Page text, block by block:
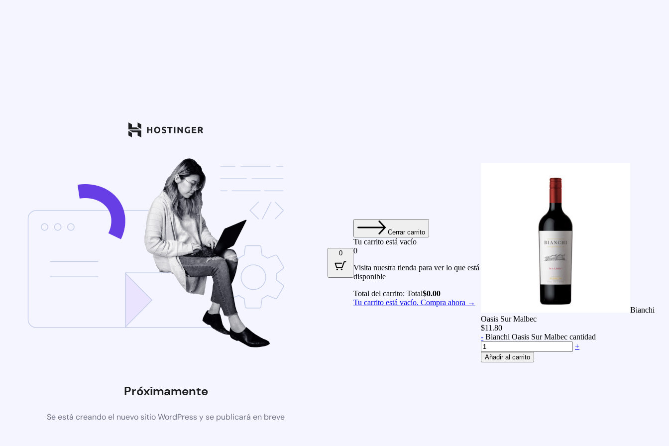
Próximamente
Se está creando el nuevo sitio WordPress y se publicará en breve
0
Cerrar carrito
Tu carrito está vacío
0
Visita nuestra tienda para ver lo que está
disponible
Total del carrito: Total$0.00
Tu carrito está vacío. Compra ahora →
Bianchi
Oasis Sur Malbec
$11.80
- Bianchi Oasis Sur Malbec cantidad
+
Añadir al carrito